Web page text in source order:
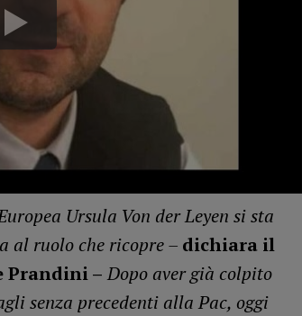
Ursula Von der Leyen si sta
al ruolo che ricopre – dichiara il
Prandini –Dopo aver già colpito
senza precedenti alla Pac, oggi